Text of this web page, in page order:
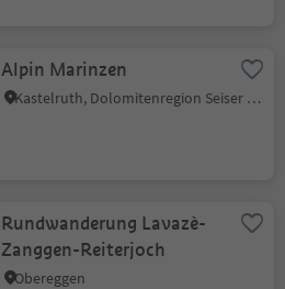
Alpin Marinzen
Kastelruth, Dolomitenregion Seiser Alm
Rundwanderung Lavazè-
Zanggen-Reiterjoch
Obereggen